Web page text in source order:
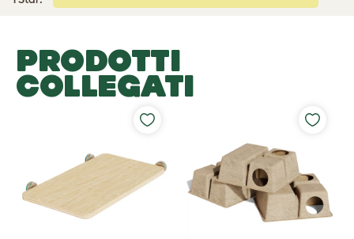
PRODOTTI
COLLEGATI